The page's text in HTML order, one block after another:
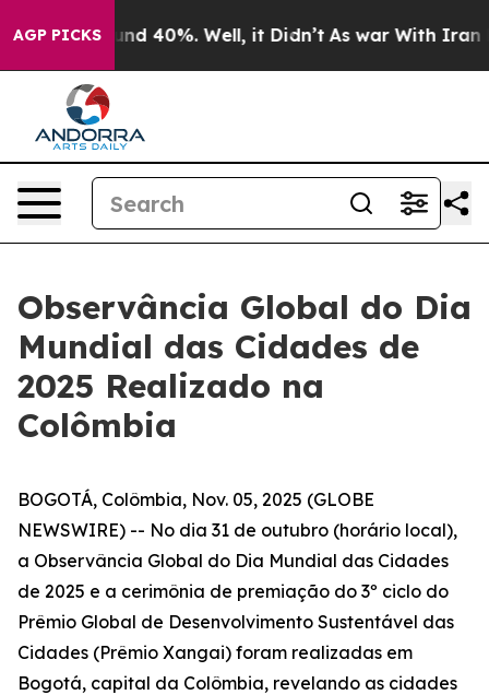
AGP PICKS
Around 40%. Well, it Didn’t As war With Iran
Observância Global do Dia
Mundial das Cidades de
2025 Realizado na
Colômbia
BOGOTÁ, Colômbia, Nov. 05, 2025 (GLOBE
NEWSWIRE) -- No dia 31 de outubro (horário local),
a Observância Global do Dia Mundial das Cidades
de 2025 e a cerimônia de premiação do 3º ciclo do
Prêmio Global de Desenvolvimento Sustentável das
Cidades (Prêmio Xangai) foram realizadas em
Bogotá, capital da Colômbia, revelando as cidades